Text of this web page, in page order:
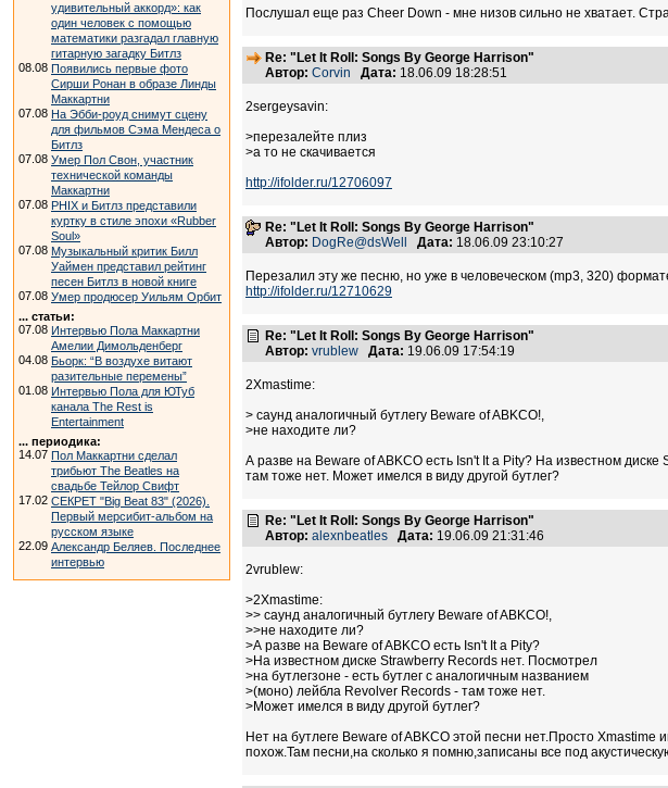
удивительный аккорд»: как
один человек с помощью
математики разгадал главную
гитарную загадку Битлз
08.08 Появились первые фото
Сирши Ронан в образе Линды
Маккартни
07.08 На Эбби-роуд снимут сцену
для фильмов Сэма Мендеса о
Битлз
07.08 Умер Пол Свон, участник
технической команды
Маккартни
07.08 PHIX и Битлз представили
куртку в стиле эпохи «Rubber
Soul»
07.08 Музыкальный критик Билл
Уаймен представил рейтинг
песен Битлз в новой книге
07.08 Умер продюсер Уильям Орбит
... статьи:
07.08 Интервью Пола Маккартни
Амелии Димольденберг
04.08 Бьорк: “В воздухе витают
разительные перемены”
01.08 Интервью Пола для ЮТуб
канала The Rest is
Entertainment
... периодика:
14.07 Пол Маккартни сделал
трибьют The Beatles на
свадьбе Тейлор Свифт
17.02 СЕКРЕТ "Big Beat 83" (2026).
Первый мерсибит-альбом на
русском языке
22.09 Александр Беляев. Последнее
интервью
Послушал еще раз Cheer Down - мне низов сильно не хватает.
Re: "Let It Roll: Songs By George Harrison"
Автор: Corvin Дата: 18.06.09 18:28:51
2sergeysavin:
>перезалейте плиз
>а то не скачивается
http://ifolder.ru/12706097
Re: "Let It Roll: Songs By George Harrison"
Автор: DogRe@dsWell Дата: 18.06.09 23:10:27
Перезалил эту же песню, но уже в человеческом (mp3, 320)
http://ifolder.ru/12710629
Re: "Let It Roll: Songs By George Harrison"
Автор: vrublew Дата: 19.06.09 17:54:19
2Xmastime:
> саунд аналогичный бутлегу Beware of ABKCO!,
>не находите ли?
А разве на Beware of ABKCO есть Isn't It a Pity? На известном
там тоже нет. Может имелся в виду другой бутлег?
Re: "Let It Roll: Songs By George Harrison"
Автор: alexnbeatles Дата: 19.06.09 21:31:46
2vrublew:
>2Xmastime:
>> саунд аналогичный бутлегу Beware of ABKCO!,
>>не находите ли?
>А разве на Beware of ABKCO есть Isn't It a Pity?
>На известном диске Strawberry Records нет. Посмотрел
>на бутлегзоне - есть бутлег с аналогичным названием
>(моно) лейбла Revolver Records - там тоже нет.
>Может имелся в виду другой бутлег?
Нет на бутлеге Beware of ABKCO этой песни нет.Просто Xmastime
похож.Там песни,на сколько я помню,записаны все под